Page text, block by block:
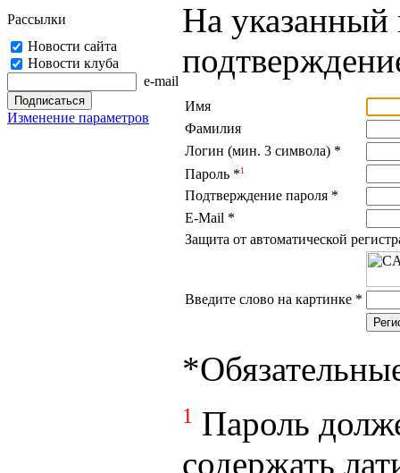
Рассылки
Новости сайта
Новости клуба
e-mail
Изменение параметров
На указанный
Имя
Фамилия
Логин (мин. 3 символа) *
Пароль *1
Подтверждение пароля *
E-Mail *
Защита от автоматической
Введите слово на картинке *
*
1 Пароль
содержать